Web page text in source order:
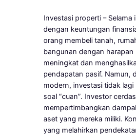
Investasi properti – Selama
dengan keuntungan
orang membeli tanah,
bangunan dengan harapan
meningkat dan
pendapatan pasif. Namun,
modern, investasi tidak lagi
soal “cuan”. Investor
mempertimbangkan
aset yang mereka miliki.
yang melahirkan